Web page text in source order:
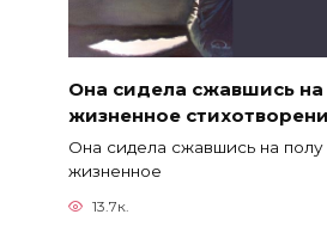
Она сидела сжавшись
жизненное
Она сидела сжавшись на
жизненное
13.7к.